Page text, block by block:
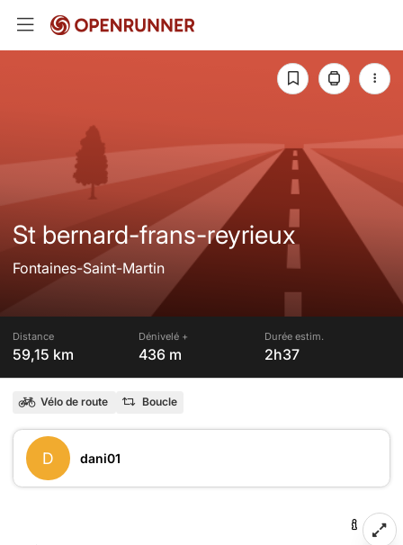
St bernard-frans-reyrieux
Fontaines-Saint-Martin
Distance
59,15 km
Dénivelé +
436 m
Durée estim.
2h37
Vélo de route Boucle
D dani01